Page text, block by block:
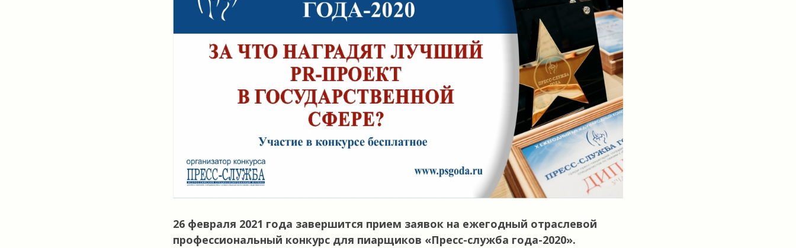
26 февраля 2021 года завершится прием заявок на ежегодный отраслевой
профессиональный конкурс для пиарщиков «Пресс-служба года-2020».